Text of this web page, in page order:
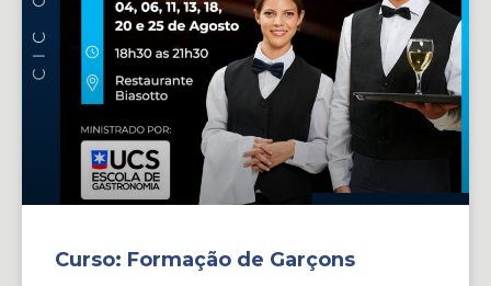
Curso: Formação de Garçons